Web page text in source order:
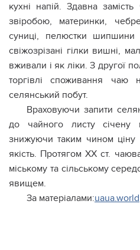
кухні напій. Здавна
звіробою, материнки,
суниці, пелюстки шипшини
свіжозрізані гілки вишні,
вживали і як ліки. З другої
торгівлі споживання чаю
селянський побут.
Враховуючи запити
до чайного листу січену
знижуючи таким чином
якість. Протягом XX ст.
міському та сільському
явищем.
За матеріалами:uaua.world